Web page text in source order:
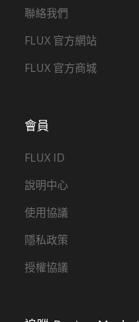
會員
FLUX ID
說明中心
使用協議
隱私政策
授權協議
聯絡我們
FLUX 官方網站
FLUX 官方商城